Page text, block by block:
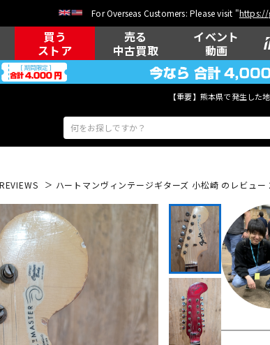
For Overseas Customers: Please visit "https://
買う
ストア
売る
中古買取
イベント
動画
【重要】熊本県で発生した
アコギ/エレ
アコ ベース
管楽器
DTM DTM オンラ
イン納品
ハートマンヴィンテージギターズ 小松崎 のレビュ